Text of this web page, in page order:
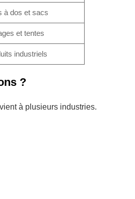
à dos et sacs
et tentes
industriels
?
à plusieurs industries.